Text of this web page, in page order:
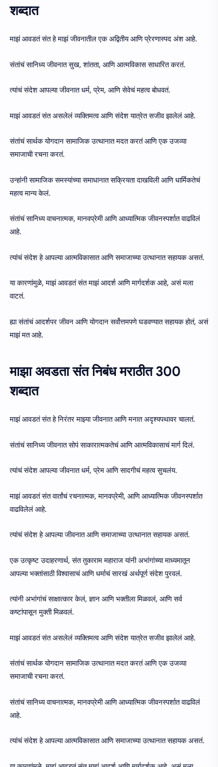
शब्दात
माझं आवडतं संत हे माझं जीवनातील एक अद्वितीय आणि प्रेरणास्पद अंश आहे.
संतांचं सानिध्य जीवनात सुख, शांतता, आणि आत्मविकास साधारित करतं.
त्यांचं संदेश आपल्या जीवनात धर्म, प्रेम, आणि सेवेचं महत्व बोधवतं.
माझं आवडतं संत असलेलं व्यक्तिमत्व आणि संदेश यात्रेत सजीव झालेलं आहे.
संतांचं सार्थक योगदान सामाजिक उत्थानात मदत करतं आणि एक उजव्या
समाजाची रचना करतं.
उन्हांनी सामाजिक समस्यांच्या समाधानात सक्रियता दाखविली आणि धार्मिकतेचं
महत्व मान्य केलं.
संतांचं सानिध्य वाचनात्मक, मानवप्रेमी आणि आध्यात्मिक जीवनस्पर्शात वाढविलं
आहे.
त्यांचं संदेश हे आपल्या आत्मविकासात आणि समाजाच्या उत्थानात सहायक असतं.
या कारणांमुळे, माझं आवडतं संत माझं आदर्श आणि मार्गदर्शक आहे, असं मला
वाटतं.
ह्या संतांचं आदर्शपर जीवन आणि योगदान सर्वोत्तमपणे घडवण्यात सहायक होतं, असं
माझं मत आहे.
माझा अवडता संत निबंध मराठीत 300
शब्दात
माझं आवडतं संत हे निरंतर माझ्या जीवनात आणि मनात अदृश्यपथावर चालतं.
संतांचं सानिध्य जीवनात सोपं साकारात्मकतेचं आणि आत्मविकासाचं मार्ग दिलं.
त्यांचं संदेश आपल्या जीवनात धर्म, प्रेम आणि सादगीचं महत्व सुचलंय.
माझं आवडतं संत वार्तांचं रचनात्मक, मानवप्रेमी, आणि आध्यात्मिक जीवनस्पर्शात
वाढविलेलं आहे.
त्यांचं संदेश हे आपल्या जीवनात आणि समाजाच्या उत्थानात सहायक असतं.
एक उत्कृष्ट उदाहरणार्थ, संत तुकाराम महाराज यांनी अभांगांच्या माध्यमातून
आपल्या भक्तांसाठी विश्वासाचं आणि धर्माचं सारखं अर्थपूर्ण संदेश पुरवलं.
त्यांनी अभांगांचं साक्षात्कार केलं, ज्ञान आणि भक्तीला मिळवलं, आणि सर्व
कष्टांपासून मुक्ती मिळवलं.
माझं आवडतं संत असलेलं व्यक्तिमत्व आणि संदेश यात्रेत सजीव झालेलं आहे.
संतांचं सार्थक योगदान सामाजिक उत्थानात मदत करतं आणि एक उजव्या
समाजाची रचना करतं.
संतांचं सानिध्य वाचनात्मक, मानवप्रेमी आणि आध्यात्मिक जीवनस्पर्शात वाढविलं
आहे.
त्यांचं संदेश हे आपल्या आत्मविकासात आणि समाजाच्या उत्थानात सहायक असतं.